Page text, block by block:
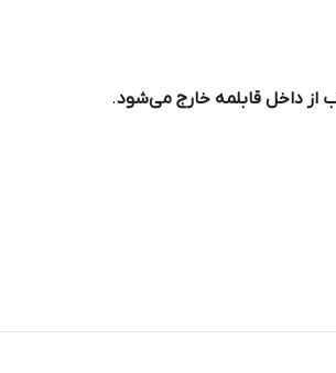
از داخل قابلمه خارج می‌شود.